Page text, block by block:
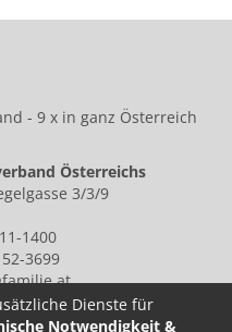
- 9 x in ganz Österreich
Österreichs
3/3/9
1400
3699
Dienste für
Notwendigkeit &